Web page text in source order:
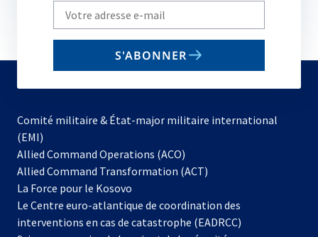
Write
your
email
S'ABONNER
Comité militaire & État-major militaire international
(EMI)
Allied Command Operations (ACO)
dans
nouvel
onglet
Allied Command Transformation (ACT)
La Force pour le Kosovo
dans
un
Le Centre euro-atlantique de coordination des
interventions en cas de catastrophe (EADRCC)